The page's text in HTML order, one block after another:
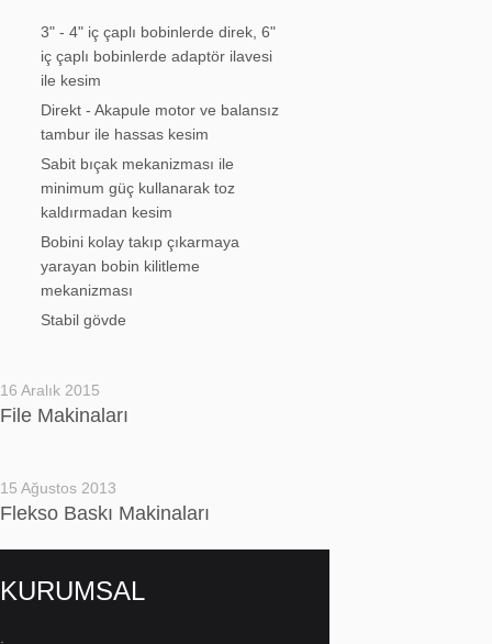
3" - 4" iç çaplı bobinlerde direk, 6"
iç çaplı bobinlerde adaptör ilavesi
ile kesim
Direkt - Akapule motor ve balansız
tambur ile hassas kesim
Sabit bıçak mekanizması ile
minimum güç kullanarak toz
kaldırmadan kesim
Bobini kolay takıp çıkarmaya
yarayan bobin kilitleme
mekanizması
Stabil gövde
16 Aralık 2015
File Makinaları
15 Ağustos 2013
Flekso Baskı Makinaları
KURUMSAL